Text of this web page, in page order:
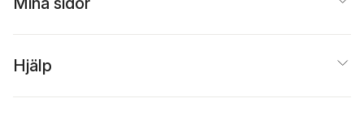
Hjälp